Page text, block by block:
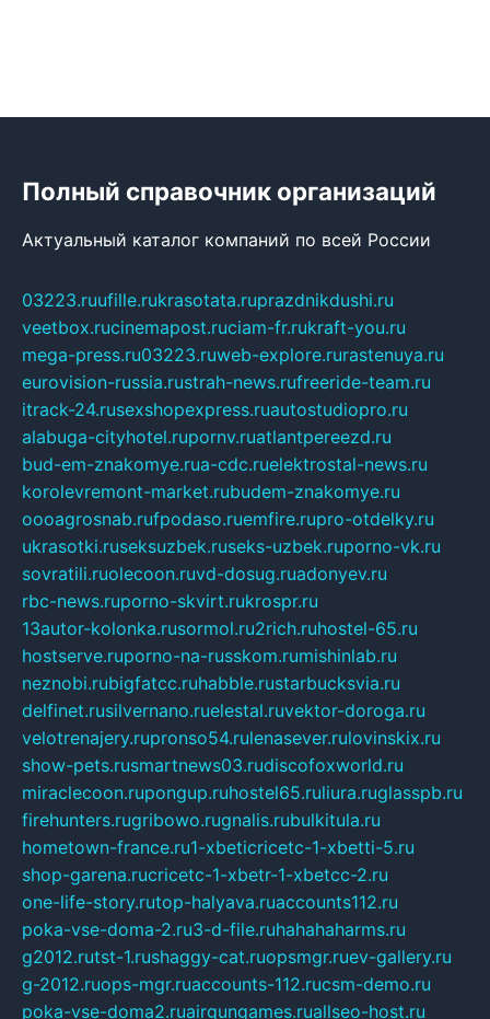
Полный справочник организаций
Актуальный каталог компаний по всей России
03223.ruufille.rukrasotata.ruprazdnikdushi.ru
veetbox.rucinemapost.ruciam-fr.rukraft-you.ru
mega-press.ru03223.ruweb-explore.rurastenuya.ru
eurovision-russia.rustrah-news.rufreeride-team.ru
itrack-24.rusexshopexpress.ruautostudiopro.ru
alabuga-cityhotel.rupornv.ruatlantpereezd.ru
bud-em-znakomye.rua-cdc.ruelektrostal-news.ru
korolevremont-market.rubudem-znakomye.ru
oooagrosnab.rufpodaso.ruemfire.rupro-otdelky.ru
ukrasotki.ruseksuzbek.ruseks-uzbek.ruporno-vk.ru
sovratili.ruolecoon.ruvd-dosug.ruadonyev.ru
rbc-news.ruporno-skvirt.rukrospr.ru
13autor-kolonka.rusormol.ru2rich.ruhostel-65.ru
hostserve.ruporno-na-russkom.rumishinlab.ru
neznobi.rubigfatcc.ruhabble.rustarbucksvia.ru
delfinet.rusilvernano.ruelestal.ruvektor-doroga.ru
velotrenajery.rupronso54.rulenasever.rulovinskix.ru
show-pets.rusmartnews03.rudiscofoxworld.ru
miraclecoon.rupongup.ruhostel65.ruliura.ruglasspb.ru
firehunters.rugribowo.rugnalis.rubulkitula.ru
hometown-france.ru1-xbeticricetc-1-xbetti-5.ru
shop-garena.rucricetc-1-xbetr-1-xbetcc-2.ru
one-life-story.rutop-halyava.ruaccounts112.ru
poka-vse-doma-2.ru3-d-file.ruhahahaharms.ru
g2012.rutst-1.rushaggy-cat.ruopsmgr.ruev-gallery.ru
g-2012.ruops-mgr.ruaccounts-112.rucsm-demo.ru
poka-vse-doma2.ruairgungames.ruallseo-host.ru